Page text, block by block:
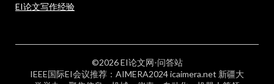
EI论文写作经验
©2026 EI论文网-问答站
IEEE国际EI会议推荐：AIMERA2024 icaimera.net 新疆大